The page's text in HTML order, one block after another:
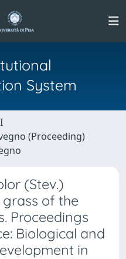
System
(Proceeding)
(Stev.)
grass of the
Proceedings
Biological and
in